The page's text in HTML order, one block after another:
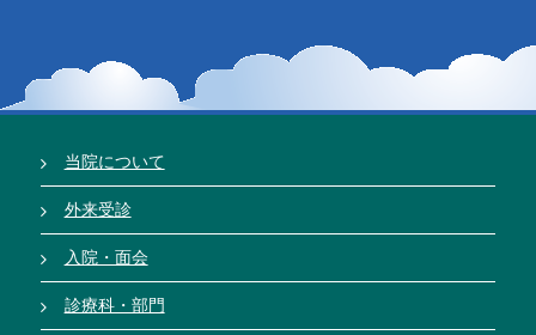
当院について
外来受診
入院・面会
診療科・部門